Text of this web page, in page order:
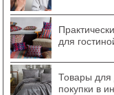
для
Товары для
покупки в